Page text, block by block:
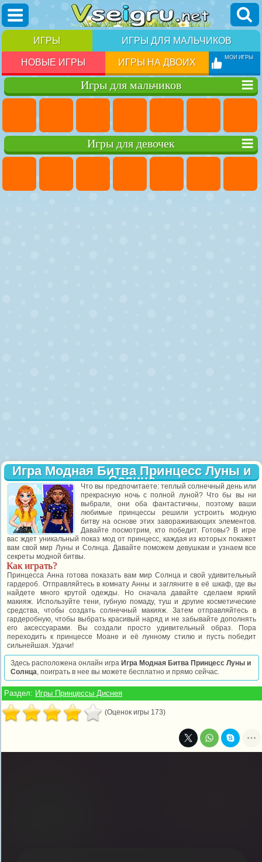
ИГРЫ ИГРЫ ДЛЯ МАЛЬЧИКОВ
НОВЫЕ ИГРЫ ИГРЫ НА ДВОИХ МОИ ИГРЫ
Игры для мальчиков
Игры для девочек
Игра Модная Битва Принцесс Луны и
Солнца
Что вы предпочитаете: теплый солнечный день или
прекрасную ночь с полной луной? Что бы вы ни
выбрали, они оба фантастичны, поэтому ваши
любимые принцессы решили устроить модную
битву на основе этих завораживающих элементов.
Давайте посмотрим, кто победит. Готовы? В игре
вас ждет уникальный показ мод от принцесс, каждая из которых покажет
вам свой мир Луны и Солнца. Давайте поможем девушкам и узнаем все
секреты модной битвы.
Как играть?
Принцесса Анна готова показать вам мир Солнца и свой удивительный
гардероб. Отправляйтесь в комнату Анны и загляните в её шкаф, где вы
найдете много крутой одежды. Но сначала давайте сделаем яркий
макияж. Используйте тени, губную помаду, туш и другие косметические
средства, чтобы создать солнечный макияж. Затем отправляйтесь в
гардеробную, чтобы выбрать красивый наряд и не забывайте дополнять
его аксессуарами. Вы создали просто удивительный образ. Пора
переходить к принцессе Моане и её лунному стилю и пусть победит
сильнейшая. Удачи!
Здесь расположена онлайн игра Игра Модная Битва Принцесс Луны и
Солнца, поиграть в нее вы можете бесплатно и прямо сейчас.
Раздел: Игры Принцессы Диснея
(Оценок игры 173)